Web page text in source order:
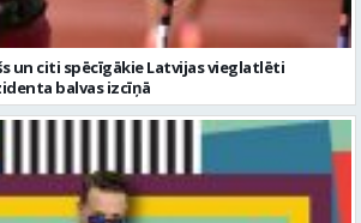
un citi spēcīgākie Latvijas vieglatlēti
balvas izcīņā